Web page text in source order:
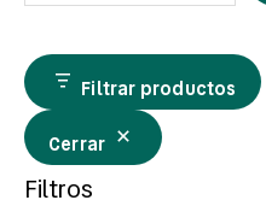
Filtrar productos
Cerrar
Filtros